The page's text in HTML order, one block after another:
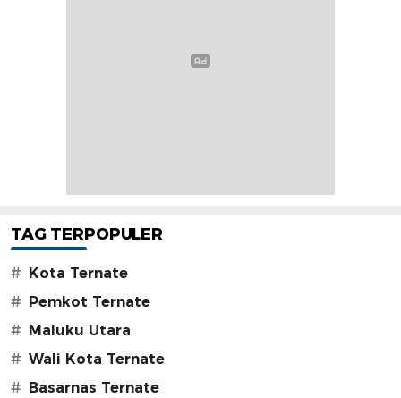
TAG TERPOPULER
# Kota Ternate
# Pemkot Ternate
# Maluku Utara
# Wali Kota Ternate
# Basarnas Ternate